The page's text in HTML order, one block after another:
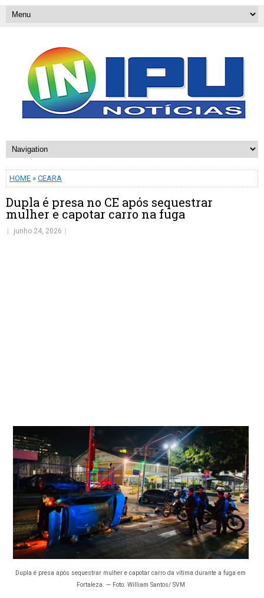
HOME » CEARA
Dupla é presa no CE após sequestrar
mulher e capotar carro na fuga
junho 24, 2026
Dupla é presa após sequestrar mulher e capotar carro da vítima durante a fuga em
Fortaleza. — Foto: William Santos/ SVM